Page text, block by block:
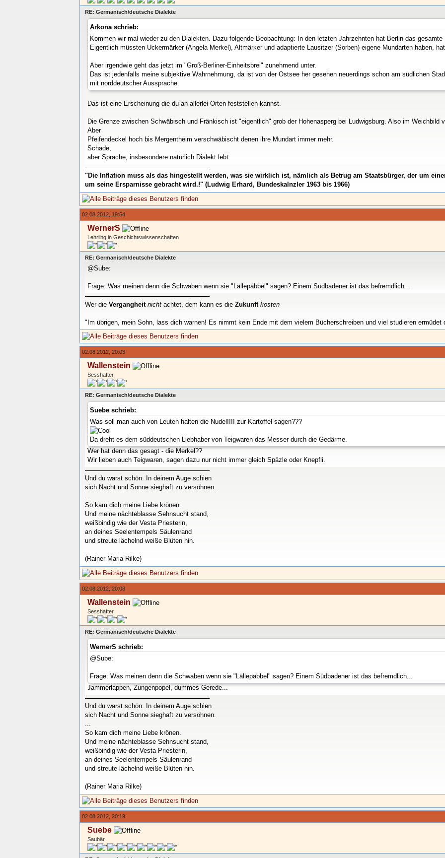
RE: Germanisch/deutsche Dialekte
Arkona schrieb:
Kommen wir mal wieder zu den Dialekten. Dazu folgende Beobachtung: In den letzten Jahrzehnten hat Berlin das
Eigentlich müssten Uckermärker (Angela Merkel), Altmärker und adaptierte Lausitzer (Sorben) eigene Mundarten haben,
Aber irgendwie geht das jetzt im "Groß-Berliner-Einheitsbrei" zunehmend unter.
Das ist jedenfalls meine subjektive Wahrnehmung, da ist von der Ostsee her gesehen neuerdings schon am südlichen
mit norddeutscher Aussprache.
Das ist eine Erscheinung die du an allerlei Orten feststellen kannst.
Die Grenze zwischen Schwäbisch und Fränkisch ist "eigentlich" grob der Hohenasperg bei Ludwigsburg. Also im Weichbild
Aber
Pfeifendeckel hoch bis Mergentheim verschwäbischt denen ihre Mundart immer mehr.
Schade,
aber Sprache, insbesondere natürlich Dialekt lebt.
"Die Inflation muss als das hingestellt werden, was sie wirklich ist, nämlich als Betrug am Staatsbürger, der um
um seine Ersparnisse gebracht wird.!" (Ludwig Erhard, Bundeskalnzler 1963 bis 1966)
02.08.2012, 19:54
WernerS
Lehrling in Geschichtswissenschaften
RE: Germanisch/deutsche Dialekte
@Sube:
Frage: Was meinen denn die Schwaben wenn sie "Lällepäbbel" sagen? Einem Südbadener ist das befremdlich...
Wer die Vergangheit nicht achtet, dem kann es die Zukunft kosten
"Im übrigen, mein Sohn, lass dich warnen! Es nimmt kein Ende mit dem vielem Bücherschreiben und viel studieren ermüdet
02.08.2012, 20:03
Wallenstein
Sesshafter
RE: Germanisch/deutsche Dialekte
Suebe schrieb:
Was soll man auch von Leuten halten die Nudel!!!! zur Kartoffel sagen???
Da dreht es dem süddeutschen Liebhaber von Teigwaren das Messer durch die Gedärme.
Wer hat denn das gesagt - die Merkel??
Wir lieben auch Teigwaren, sagen dazu nur nicht immer gleich Späzle oder Knepfli.
Und du warst schön. In deinem Auge schien
sich Nacht und Sonne sieghaft zu versöhnen.
...
So kam dich meine Liebe krönen.
Und meine nächteblasse Sehnsucht stand,
weißbindig wie der Vesta Priesterin,
an deines Seelentempels Säulenrand
und streute lächelnd weiße Blüten hin.
(Rainer Maria Rilke)
02.08.2012, 20:08
Wallenstein
Sesshafter
RE: Germanisch/deutsche Dialekte
WernerS schrieb:
@Sube:
Frage: Was meinen denn die Schwaben wenn sie "Lällepäbbel" sagen? Einem Südbadener ist das befremdlich...
Jammerlappen, Zungenpopel, dummes Gerede...
Und du warst schön. In deinem Auge schien
sich Nacht und Sonne sieghaft zu versöhnen.
...
So kam dich meine Liebe krönen.
Und meine nächteblasse Sehnsucht stand,
weißbindig wie der Vesta Priesterin,
an deines Seelentempels Säulenrand
und streute lächelnd weiße Blüten hin.
(Rainer Maria Rilke)
02.08.2012, 20:19
Suebe
Saubär